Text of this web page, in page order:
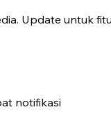
Update untuk
notifikasi